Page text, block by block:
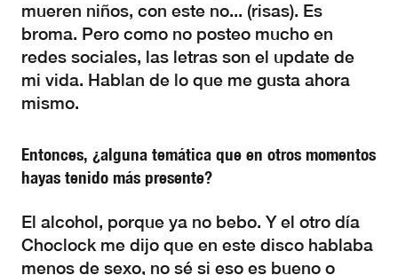
mueren niños, con este no... (risas). Es
broma. Pero como no posteo mucho en
redes sociales, las letras son el update de
mi vida. Hablan de lo que me gusta ahora
mismo.
Entonces, ¿alguna temática que en otros momentos
hayas tenido más presente?
El alcohol, porque ya no bebo. Y el otro día
Choclock me dijo que en este disco hablaba
menos de sexo, no sé si eso es bueno o